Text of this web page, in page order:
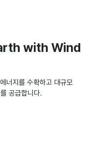
with Wind
너지를 수확하고 대규모
공급합니다.